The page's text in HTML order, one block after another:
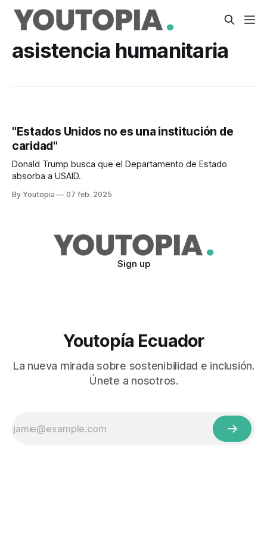
asistencia humanitaria
"Estados Unidos no es una institución de
caridad"
Donald Trump busca que el Departamento de Estado
absorba a USAID.
By Youtopia 07 feb. 2025
Sign up
Youtopía Ecuador
La nueva mirada sobre sostenibilidad e inclusión.
Únete a nosotros.